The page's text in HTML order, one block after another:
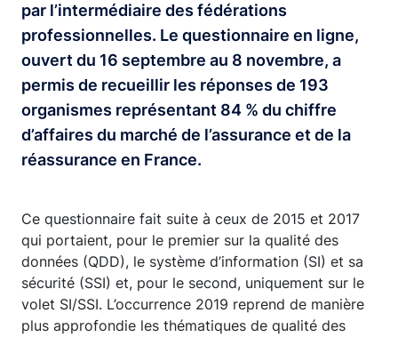
par l’intermédiaire des fédérations
professionnelles. Le questionnaire en ligne,
ouvert du 16 septembre au 8 novembre, a
permis de recueillir les réponses de 193
organismes représentant 84 % du chiffre
d’affaires du marché de l’assurance et de la
réassurance en France.
Ce questionnaire fait suite à ceux de 2015 et 2017
qui portaient, pour le premier sur la qualité des
données (QDD), le système d’information (SI) et sa
sécurité (SSI) et, pour le second, uniquement sur le
volet SI/SSI. L’occurrence 2019 reprend de manière
plus approfondie les thématiques de qualité des